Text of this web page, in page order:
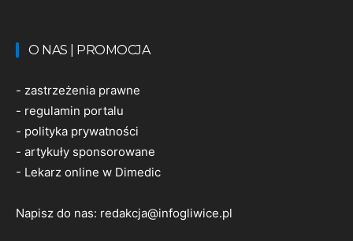
O NAS | PROMOCJA
- zastrzeżenia prawne
- regulamin portalu
- polityka prywatności
- artykuły sponsorowane
- Lekarz online w Dimedic
Napisz do nas: redakcja@infogliwice.pl